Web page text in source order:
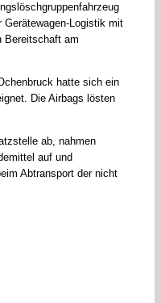
Gerätewagen-Logistik mit
Bereitschaft am
hatte sich ein
Die Airbags lösten
ab, nahmen
auf und
Abtransport der nicht